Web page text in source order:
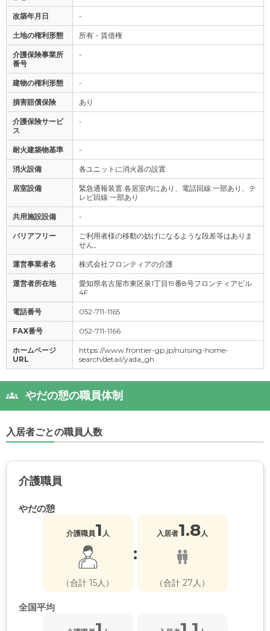
改築年月日 -
土地の権利形態 所有・賃借権
介護保険事業所
番号
-
建物の権利形態 -
損害賠償保険 あり
介護保険サービ
ス
-
耐火建築物基準 -
消火設備 各ユニットに消火器の設置
居室設備
緊急通報装置:各居室内にあり、電話回線:一部あり、テ
レビ回線:一部あり
共用施設設備 -
バリアフリー
ご利用者様の移動の妨げになるような段差等はありま
せん。
運営事業者名 株式会社フロンティアの介護
運営者所在地
愛知県名古屋市東区泉1丁目19番8号フロンティアビル
4F
電話番号 052-711-1165
FAX番号 052-711-1166
ホームページ
URL
https://www.frontier-gp.jp/nursing-home-
search/detail/yada_gh
やだの憩の職員体制
入居者ごとの職員人数
介護職員
やだの憩
介護職員1 人
（合計 15人）
:
入居者1.8 人
（合計 27人）
全国平均